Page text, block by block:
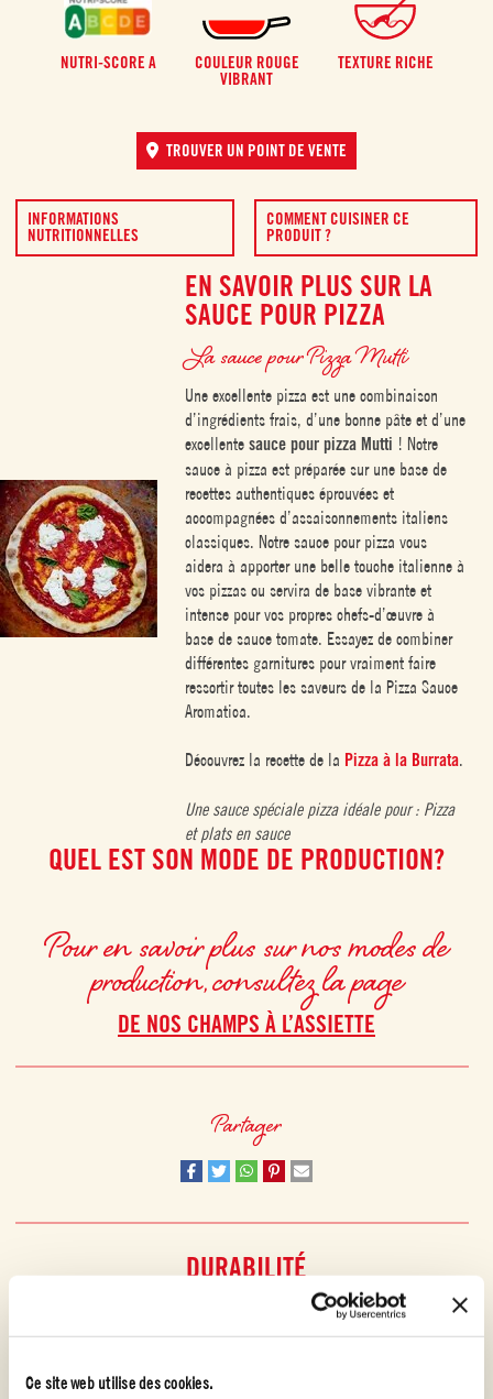
Ce site web utilise des cookies.
NUTRI-SCORE A
COULEUR ROUGE
VIBRANT
TEXTURE RICHE
TROUVER UN POINT DE VENTE
INFORMATIONS
NUTRITIONNELLES
COMMENT CUISINER CE
PRODUIT ?
EN SAVOIR PLUS SUR LA
SAUCE POUR PIZZA
La sauce pour Pizza Mutti
Une excellente pizza est une combinaison
d’ingrédients frais, d’une bonne pâte et d’une
excellente sauce pour pizza Mutti ! Notre
sauce à pizza est préparée sur une base de
recettes authentiques éprouvées et
accompagnées d’assaisonnements italiens
classiques. Notre sauce pour pizza vous
aidera à apporter une belle touche italienne à
vos pizzas ou servira de base vibrante et
intense pour vos propres chefs-d’œuvre à
base de sauce tomate. Essayez de combiner
différentes garnitures pour vraiment faire
ressortir toutes les saveurs de la Pizza Sauce
Aromatica.
Découvrez la recette de la Pizza à la Burrata.
Une sauce spéciale pizza idéale pour : Pizza
et plats en sauce
QUEL EST SON MODE DE PRODUCTION?
Pour en savoir plus sur nos modes de
production, consultez la page
DE NOS CHAMPS À L’ASSIETTE
Partager
DURABILITÉ
Pour nous, durabilité est synonyme de respect de la terre